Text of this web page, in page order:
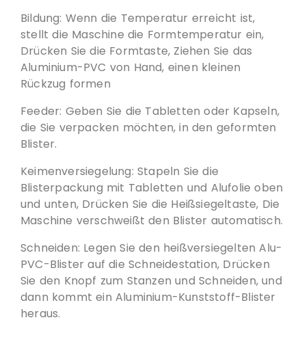
Bildung: Wenn die Temperatur erreicht ist,
stellt die Maschine die Formtemperatur ein,
Drücken Sie die Formtaste, Ziehen Sie das
Aluminium-PVC von Hand, einen kleinen
Rückzug formen
Feeder: Geben Sie die Tabletten oder Kapseln,
die Sie verpacken möchten, in den geformten
Blister.
Keimenversiegelung: Stapeln Sie die
Blisterpackung mit Tabletten und Alufolie oben
und unten, Drücken Sie die Heißsiegeltaste, Die
Maschine verschweißt den Blister automatisch.
Schneiden: Legen Sie den heißversiegelten Alu-
PVC-Blister auf die Schneidestation, Drücken
Sie den Knopf zum Stanzen und Schneiden, und
dann kommt ein Aluminium-Kunststoff-Blister
heraus.